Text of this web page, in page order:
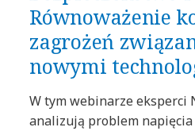
Równoważenie
zagrożeń
nowymi
W tym webinarze eksperci
analizują problem napięcia